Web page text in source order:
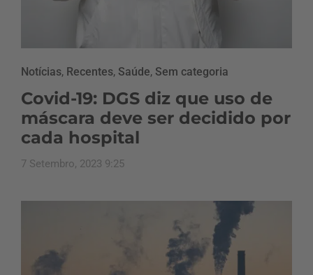
Notícias, Recentes, Saúde, Sem categoria
Covid-19: DGS diz que uso de
máscara deve ser decidido por
cada hospital
7 Setembro, 2023 9:25